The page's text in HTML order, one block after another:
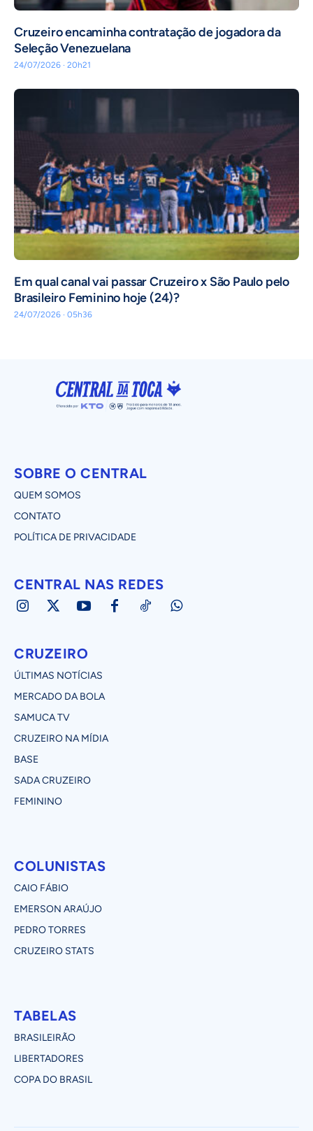
Cruzeiro encaminha contratação de jogadora da
Seleção Venezuelana
24/07/2026 · 20h21
Em qual canal vai passar Cruzeiro x São Paulo pelo
Brasileiro Feminino hoje (24)?
24/07/2026 · 05h36
SOBRE O CENTRAL
QUEM SOMOS
CONTATO
POLÍTICA DE PRIVACIDADE
CENTRAL NAS REDES
CRUZEIRO
ÚLTIMAS NOTÍCIAS
MERCADO DA BOLA
SAMUCA TV
CRUZEIRO NA MÍDIA
BASE
SADA CRUZEIRO
FEMININO
COLUNISTAS
CAIO FÁBIO
EMERSON ARAÚJO
PEDRO TORRES
CRUZEIRO STATS
TABELAS
BRASILEIRÃO
LIBERTADORES
COPA DO BRASIL